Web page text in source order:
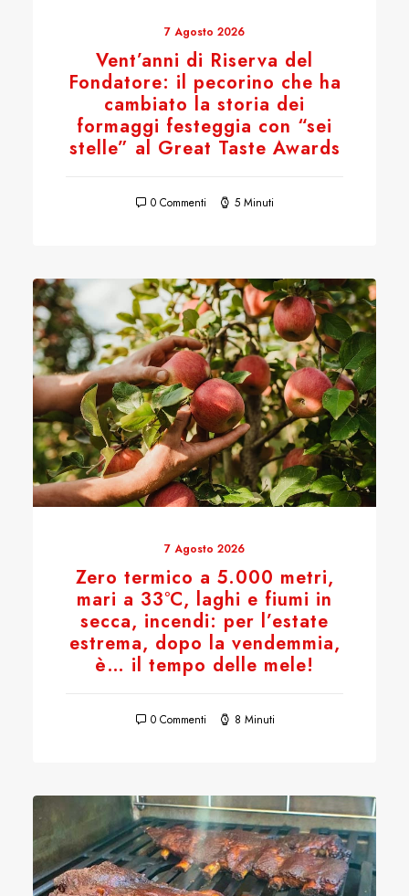
7 Agosto 2026
Vent’anni di Riserva del
Fondatore: il pecorino che ha
cambiato la storia dei
formaggi festeggia con “sei
stelle” al Great Taste Awards
0 Commenti 5 Minuti
7 Agosto 2026
Zero termico a 5.000 metri,
mari a 33°C, laghi e fiumi in
secca, incendi: per l’estate
estrema, dopo la vendemmia,
è… il tempo delle mele!
0 Commenti 8 Minuti